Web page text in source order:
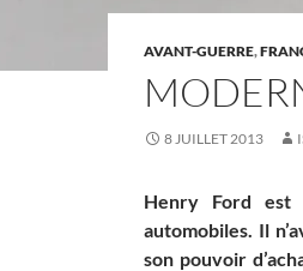
AVANT-GUERRE,
8 JUILLET 2013
Henry Ford est
automobiles. Il
son pouvoir